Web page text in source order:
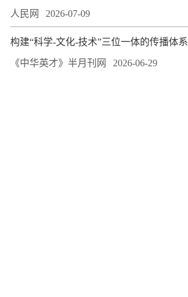
人民网 2026-07-09
构建“科学-文化-技术”三位一体的传播体系
《中华英才》半月刊网 2026-06-29